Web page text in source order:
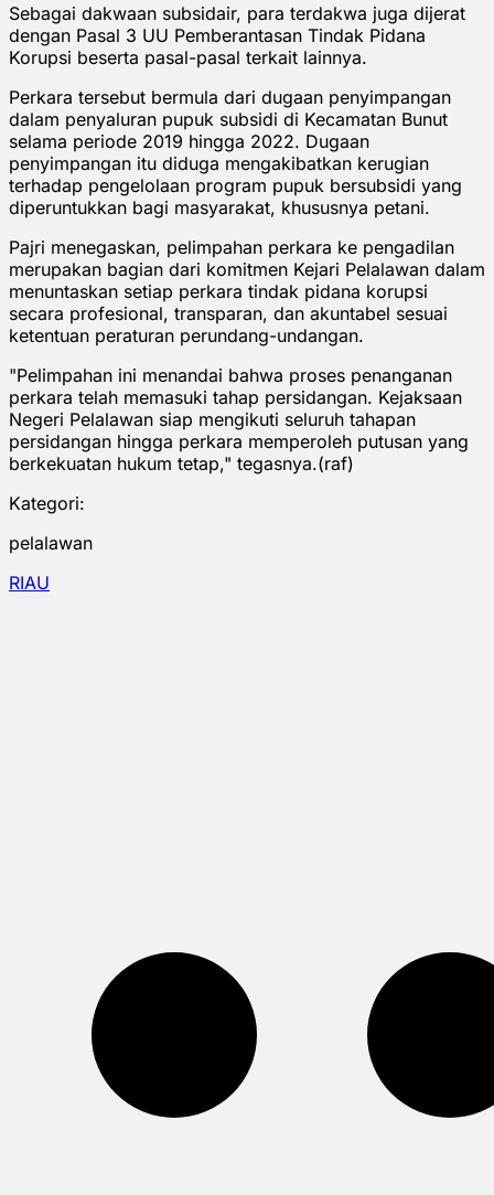
Sebagai dakwaan subsidair, para terdakwa juga dijerat
dengan Pasal 3 UU Pemberantasan Tindak Pidana
Korupsi beserta pasal-pasal terkait lainnya.
Perkara tersebut bermula dari dugaan penyimpangan
dalam penyaluran pupuk subsidi di Kecamatan Bunut
selama periode 2019 hingga 2022. Dugaan
penyimpangan itu diduga mengakibatkan kerugian
terhadap pengelolaan program pupuk bersubsidi yang
diperuntukkan bagi masyarakat, khususnya petani.
Pajri menegaskan, pelimpahan perkara ke pengadilan
merupakan bagian dari komitmen Kejari Pelalawan dalam
menuntaskan setiap perkara tindak pidana korupsi
secara profesional, transparan, dan akuntabel sesuai
ketentuan peraturan perundang-undangan.
"Pelimpahan ini menandai bahwa proses penanganan
perkara telah memasuki tahap persidangan. Kejaksaan
Negeri Pelalawan siap mengikuti seluruh tahapan
persidangan hingga perkara memperoleh putusan yang
berkekuatan hukum tetap," tegasnya.(raf)
Kategori:
pelalawan
RIAU